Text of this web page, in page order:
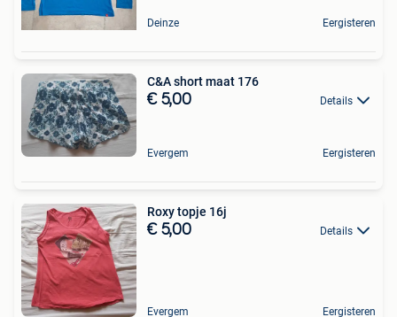
Deinze Eergisteren
C&A short maat 176
€ 5,00 Details
Evergem Eergisteren
Roxy topje 16j
€ 5,00 Details
Evergem Eergisteren